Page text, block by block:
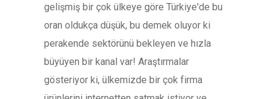
gelişmiş bir çok ülkeye göre Türkiye'de bu
oran oldukça düşük, bu demek oluyor ki
perakende sektörünü bekleyen ve hızla
büyüyen bir kanal var! Araştırmalar
gösteriyor ki, ülkemizde bir çok firma